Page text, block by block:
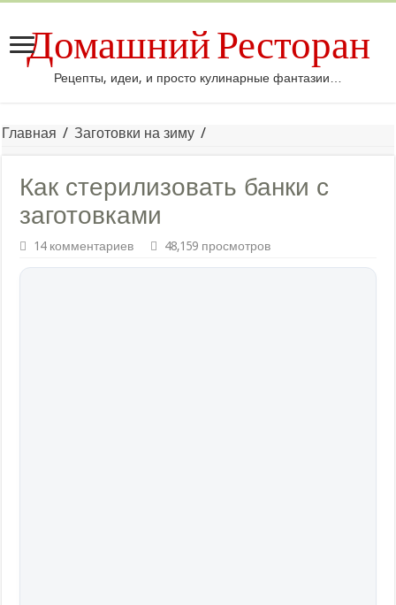
Домашний Ресторан
Рецепты, идеи, и просто кулинарные фантазии…
Главная / Заготовки на зиму /
Как стерилизовать банки с
заготовками
14 комментариев 48,159 просмотров